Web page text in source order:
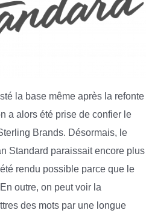
la base même après la refonte
a alors été prise de confier le
Brands. Désormais, le
Standard paraissait encore plus
rendu possible parce que le
outre, on peut voir la
des mots par une longue